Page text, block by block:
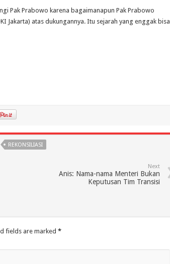
Pak Prabowo karena bagaimanapun Pak Prabowo
Jakarta) atas dukungannya. Itu sejarah yang enggak bisa
REKONSILIASI
Next
Anis: Nama-nama Menteri Bukan
Keputusan Tim Transisi
fields are marked *